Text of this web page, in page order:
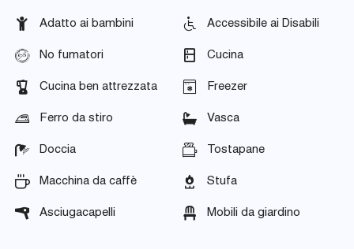
Adatto ai bambini Accessibile ai Disabili
No fumatori Cucina
Cucina ben attrezzata Freezer
Ferro da stiro Vasca
Doccia Tostapane
Macchina da caffè Stufa
Asciugacapelli Mobili da giardino